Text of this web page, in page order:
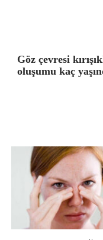
Göz çevresi
oluşumu kaç